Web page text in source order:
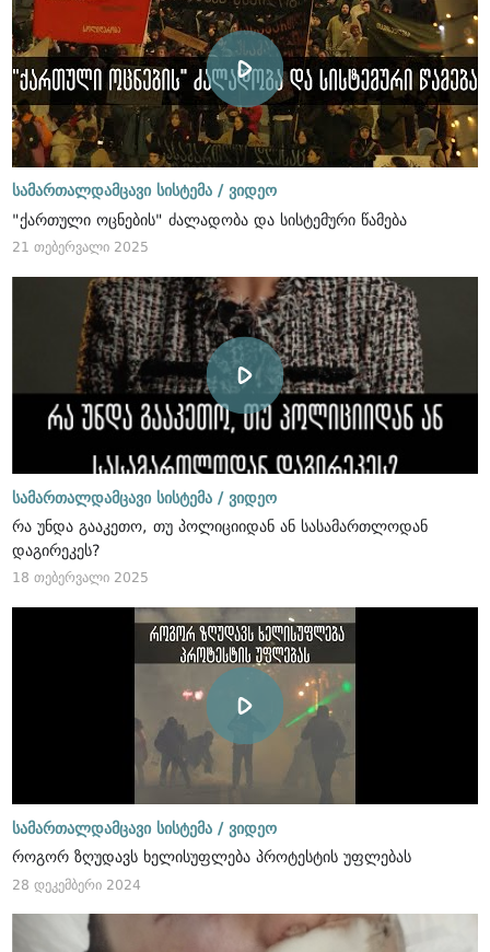
სამართალდამცავი სისტემა / ვიდეო
"ქართული ოცნების" ძალადობა და სისტემური წამება
21 თებერვალი 2025
სამართალდამცავი სისტემა / ვიდეო
რა უნდა გააკეთო, თუ პოლიციიდან ან სასამართლოდან
დაგირეკეს?
18 თებერვალი 2025
სამართალდამცავი სისტემა / ვიდეო
როგორ ზღუდავს ხელისუფლება პროტესტის უფლებას
28 დეკემბერი 2024